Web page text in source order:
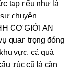
tạp nếu như là
chuyên
CƠ GIỚI AN
quan trọng đóng
vực. cả quá
trúc cũ là cần